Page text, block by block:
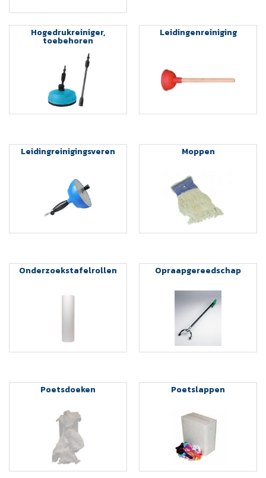
Hogedrukreiniger,
toebehoren
Leidingenreiniging
Leidingreinigingsveren Moppen
Onderzoekstafelrollen Opraapgereedschap
Poetsdoeken Poetslappen